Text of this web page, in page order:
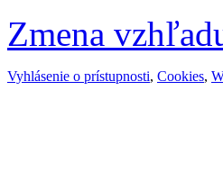
Zmena
Vyhlásenie o prístupnosti, Cookies,